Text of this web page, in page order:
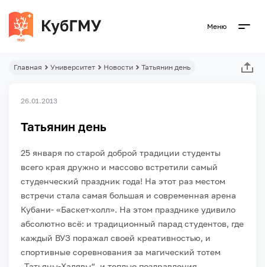
Меню
Главная Университет Новости Татьянин день
26.01.2013
Татьянин день
25 января по старой доброй традиции студенты
всего края дружно и массово встретили самый
студенческий праздник года! На этот раз местом
встречи стала самая большая и современная арена
Кубани- «Баскет-холл». На этом празднике удивило
абсолютно всё: и традиционный парад студентов, где
каждый ВУЗ поражал своей креативностью, и
спортивные соревнования за магический тотем